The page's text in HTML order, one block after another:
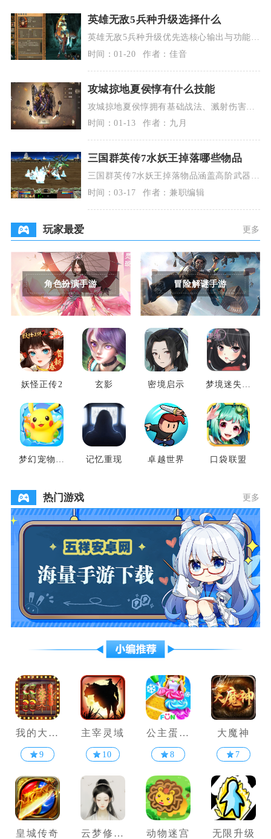
英雄无敌5兵种升级选择什么
英雄无敌5兵种升级优先选核心输出与功能型
单位，低级兵侧重生存，高级兵强化专属特
技，按阵营特
时间：01-20 作者：佳音
攻城掠地夏侯惇有什么技能
攻城掠地夏侯惇拥有基础战法、溅射伤害、
觉醒核心buff、三大觉醒小技能及联合觉醒
战法五大核
时间：01-13 作者：九月
三国群英传7水妖王掉落哪些物品
三国群英传7水妖王掉落物品涵盖高阶武器、
稀有坐骑、顶级锻造材料及特殊道具，核心
掉落有机铁连
时间：03-17 作者：兼职编辑
玩家最爱 更多
角色扮演手游 冒险解谜手游
妖怪正传2 玄影 密境启示
梦境迷失之
梦幻宠物联
记忆重现 卓越世界 口袋联盟
热门游戏 更多
我的大排
档
9
主宰灵域
10
公主蛋糕
制作
8
大魔神
7
皇城传奇
云梦修真
动物迷宫 无限升级